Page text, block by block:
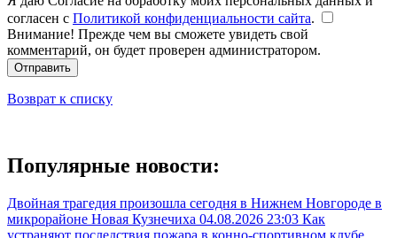
согласен с Политикой конфиденциальности сайта.
Внимание! Прежде чем вы сможете увидеть свой
комментарий, он будет проверен администратором.
Отправить
Возврат к списку
Популярные новости:
Двойная трагедия произошла сегодня в Нижнем Новгороде в
микрорайоне Новая Кузнечиха 04.08.2026 23:03 Как